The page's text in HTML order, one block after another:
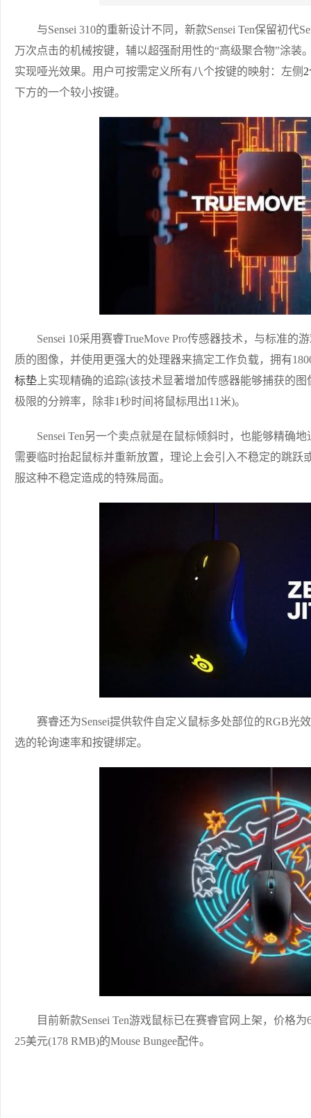
与Sensei 310的重新设计不同，新款Sensei Ten保留初代
万次点击的机械按键，辅以超强耐用性的“高级聚合物”涂装
实现哑光效果。用户可按需定义所有八个按键的映射：左侧
下方的一个较小按键。
Sensei 10采用赛睿TrueMove Pro传感器技术，与标准的
质的图像，并使用更强大的处理器来搞定工作负载，拥有
标垫 上实现精确的追踪(该技术显著增加传感器能够捕获的
极限的分辨率，除非1秒时间将鼠标甩出11米)。
Sensei Ten另一个卖点就是在鼠标倾斜时，也能够精确
需要临时抬起鼠标并重新放置，理论上会引入不稳定的跳跃
服这种不稳定造成的特殊局面。
赛睿还为Sensei提供软件自定义鼠标多处部位的RGB光
选的轮询速率和按键绑定。
目前新款Sensei Ten游戏鼠标已在赛睿官网上架，价格为
25美元(178 RMB)的Mouse Bungee配件。